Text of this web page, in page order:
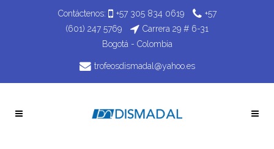
Contáctenos: +57 305 834 0619
+57
(601) 247 5769
Carrera 29 # 6-31
Bogotá - Colombia
trofeosdismadal@yahoo.es